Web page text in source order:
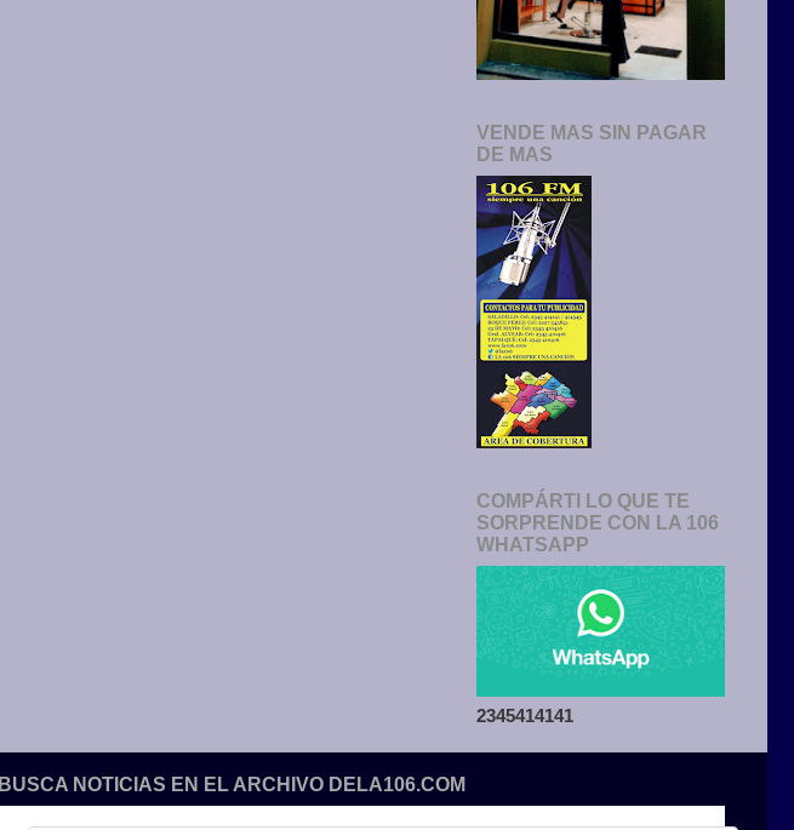
VENDE MAS SIN PAGAR
DE MAS
COMPÁRTI LO QUE TE
SORPRENDE CON LA 106
WHATSAPP
2345414141
BUSCA NOTICIAS EN EL ARCHIVO DELA106.COM